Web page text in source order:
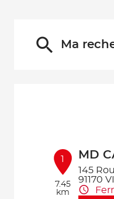
Ma
1
7.45
km
MD
145
91170